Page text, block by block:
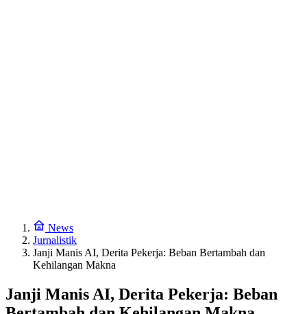
News
Jurnalistik
Janji Manis AI, Derita Pekerja: Beban Bertambah dan
Kehilangan Makna
Janji Manis AI, Derita Pekerja: Beban